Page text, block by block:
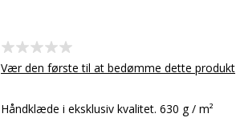
Vær den første til at bedømme dette produkt
Håndklæde i eksklusiv kvalitet. 630 g / m²